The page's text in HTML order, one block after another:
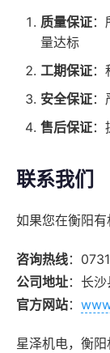
质量保证
量达标
工期保证
安全保证
售后保证
联系我们
如果您在衡阳有
咨询热线：
公司地址：长
官方网站：
星泽机电，衡阳